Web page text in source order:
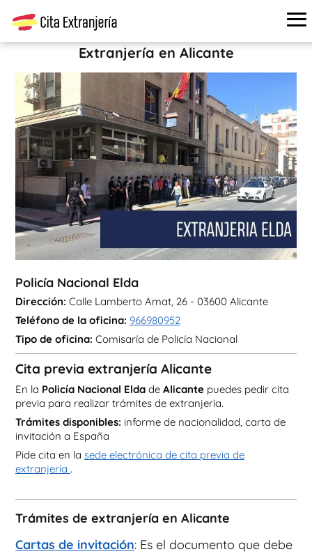
Cita extranjería › Oficinas de extranjería
Policía
Nacional Elda
Extranjería en Alicante
Policía Nacional Elda
Dirección: Calle Lamberto Amat, 26 - 03600 Alicante
Teléfono de la oficina: 966980952
Tipo de oficina: Comisaría de Policía Nacional
Cita previa extranjería Alicante
En la Policía Nacional Elda de Alicante puedes pedir cita
previa para realizar trámites de extranjería.
Trámites disponibles: informe de nacionalidad, carta de
invitación a España
Pide cita en la sede electrónica de cita previa de
extranjería .
Trámites de extranjería en Alicante
Cartas de invitación: Es el documento que debe